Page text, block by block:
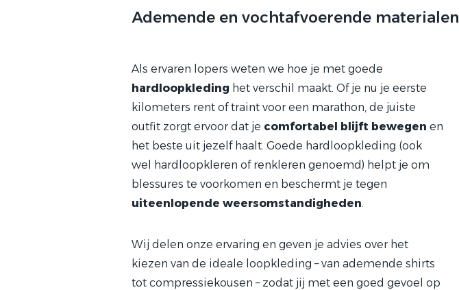
Ademende en vochtafvoerende materialen
Als ervaren lopers weten we hoe je met goede
hardloopkleding het verschil maakt. Of je nu je eerste
kilometers rent of traint voor een marathon, de juiste
outfit zorgt ervoor dat je comfortabel blijft bewegen en
het beste uit jezelf haalt. Goede hardloopkleding (ook
wel hardloopkleren of renkleren genoemd) helpt je om
blessures te voorkomen en beschermt je tegen
uiteenlopende weersomstandigheden.
Wij delen onze ervaring en geven je advies over het
kiezen van de ideale loopkleding – van ademende shirts
tot compressiekousen – zodat jij met een goed gevoel op